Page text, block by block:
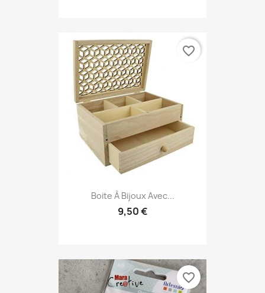
Boite À Bijoux Avec...
9,50 €
favorite_border
favorite_border